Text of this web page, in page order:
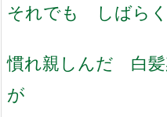
それでも しばら
慣れ親しんだ 白髪
が